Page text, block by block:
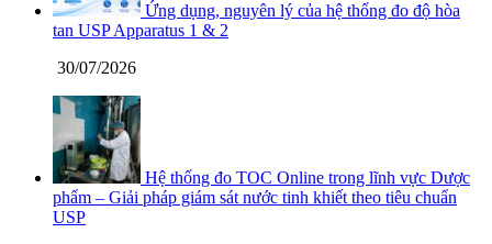
Ứng dụng, nguyên lý của hệ thống đo độ hòa
tan USP Apparatus 1 & 2
30/07/2026
Hệ thống đo TOC Online trong lĩnh vực Dược
phẩm – Giải pháp giám sát nước tinh khiết theo tiêu chuẩn
USP